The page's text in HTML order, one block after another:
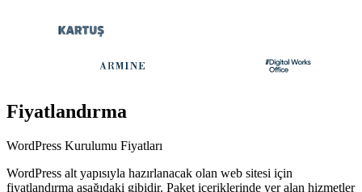
Fiyatlandırma
WordPress Kurulumu Fiyatları
WordPress alt yapısıyla hazırlanacak olan web sitesi için
fiyatlandırma aşağıdaki gibidir. Paket içeriklerinde yer alan hizmetler